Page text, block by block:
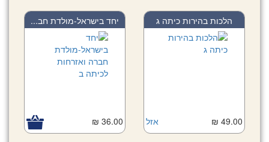
הלכות בהירות כיתה ג
אזל 49.00 ₪
יחד בישראל-מולדת חב...
36.00 ₪